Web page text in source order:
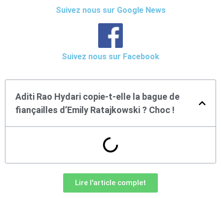
Suivez nous sur Google News
Suivez nous sur Facebook
Aditi Rao Hydari copie-t-elle la bague de
fiançailles d’Emily Ratajkowski ? Choc !
Lire l'article complet